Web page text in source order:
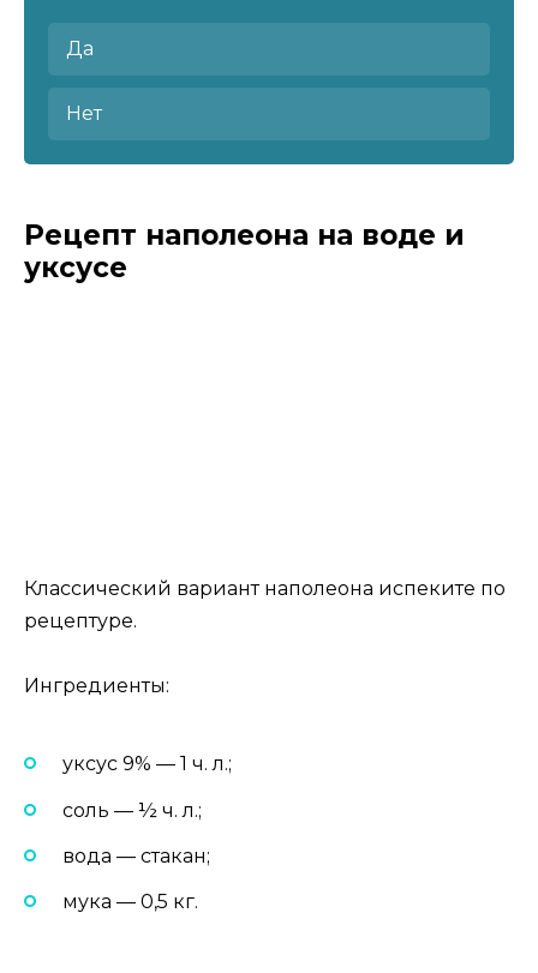
Да
Нет
Рецепт наполеона на воде и
уксусе
Классический вариант наполеона испеките по
рецептуре.
Ингредиенты:
уксус 9% — 1 ч. л.;
соль — ½ ч. л.;
вода — стакан;
мука — 0,5 кг.